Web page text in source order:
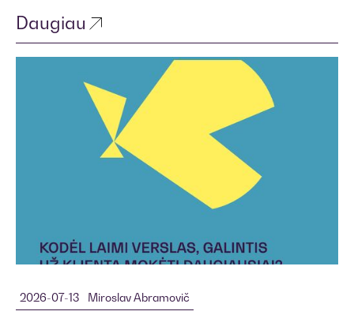
Daugiau
2026-07-13 Miroslav Abramovič